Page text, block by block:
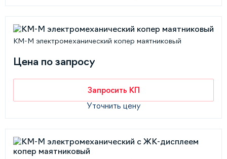
КМ-М электромеханический копер маятниковый
Цена по запросу
Запросить КП
Уточнить цену